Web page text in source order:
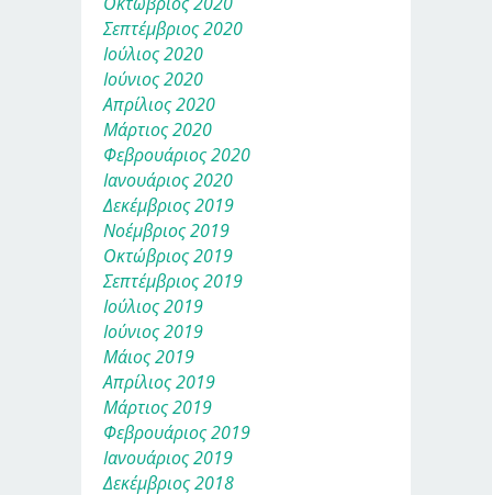
Σεπτέμβριος 2020
Ιούλιος 2020
Ιούνιος 2020
Απρίλιος 2020
Μάρτιος 2020
Φεβρουάριος 2020
Ιανουάριος 2020
Δεκέμβριος 2019
Νοέμβριος 2019
Οκτώβριος 2019
Σεπτέμβριος 2019
Ιούλιος 2019
Ιούνιος 2019
Μάιος 2019
Απρίλιος 2019
Μάρτιος 2019
Φεβρουάριος 2019
Ιανουάριος 2019
Δεκέμβριος 2018